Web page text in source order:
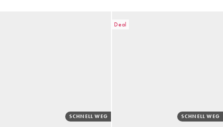
SCHNELL WEG
Deal
SCHNELL WEG